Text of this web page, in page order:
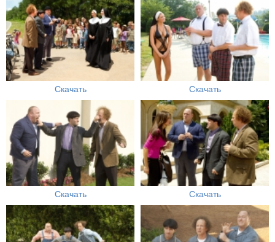
Скачать Скачать
Скачать Скачать